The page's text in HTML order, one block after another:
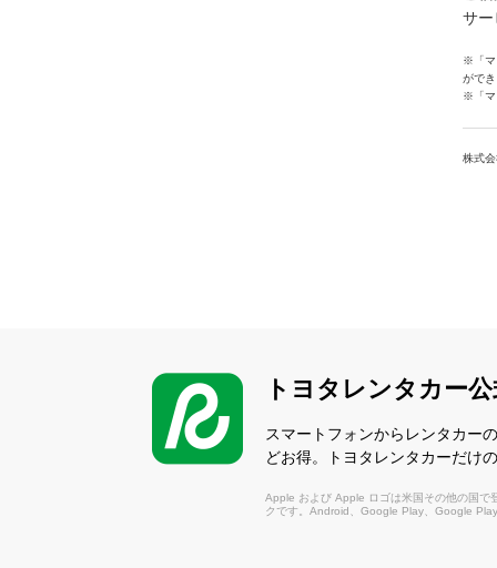
サー
※「マ
がで
※「マ
株式
トヨタレンタカー
スマートフォンからレンタカー
どお得。トヨタレンタカーだけ
Apple および Apple ロゴは米国その他の国
クです。Android、Google Play、Google